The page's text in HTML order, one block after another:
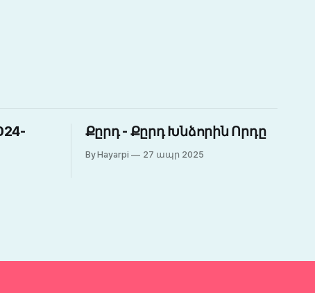
Քըրդ - Քըրդ Խնձորին Որդը
By Hayarpi 27 ապր 2025